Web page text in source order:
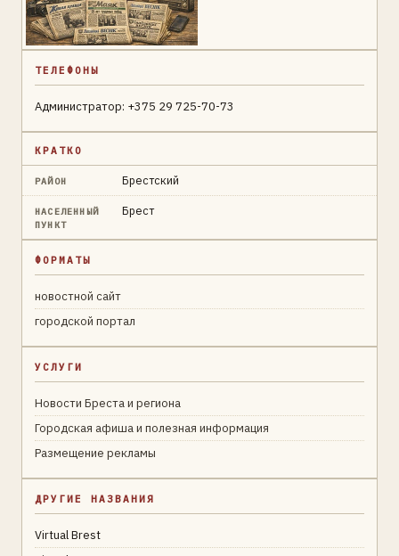
ТЕЛЕФОНЫ
Администратор: +375 29 725-70-73
КРАТКО
РАЙОН Брестский
НАСЕЛЕННЫЙ
ПУНКТ
Брест
ФОРМАТЫ
новостной сайт
городской портал
УСЛУГИ
Новости Бреста и региона
Городская афиша и полезная информация
Размещение рекламы
ДРУГИЕ НАЗВАНИЯ
Virtual Brest